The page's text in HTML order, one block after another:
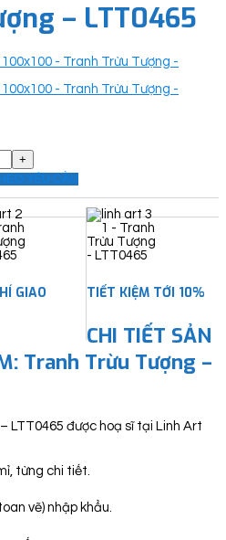
– LTT0465
YÊU CẦU
GIAO
TIẾT KIỆM TỚI 10%
CHI TIẾT SẢN
Tranh Trừu Tượng –
LTT0465 được hoạ sĩ tại Linh Art
từng chi tiết.
vẽ) nhập khẩu.